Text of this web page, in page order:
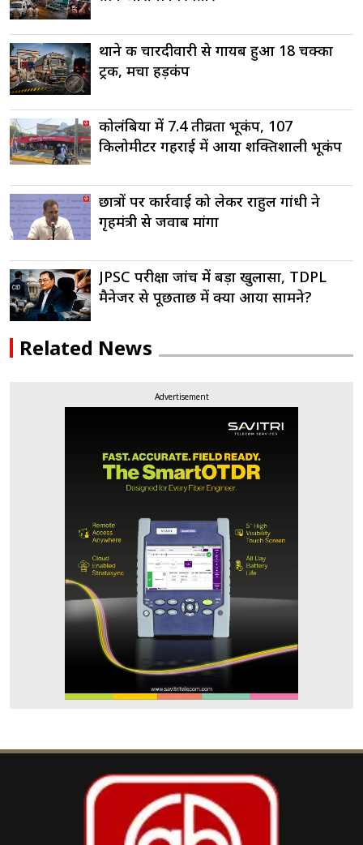
थाने की चारदीवारी से गायब हुआ 18 चक्का
ट्रक, मचा हड़कंप
कोलंबिया में 7.4 तीव्रता भूकंप, 107
किलोमीटर गहराई में आया शक्तिशाली भूकंप
छात्रों पर कार्रवाई को लेकर राहुल गांधी ने
गृहमंत्री से जवाब मांगा
JPSC परीक्षा जांच में बड़ा खुलासा, TDPL
मैनेजर से पूछताछ में क्या आया सामने?
Related News
Advertisement